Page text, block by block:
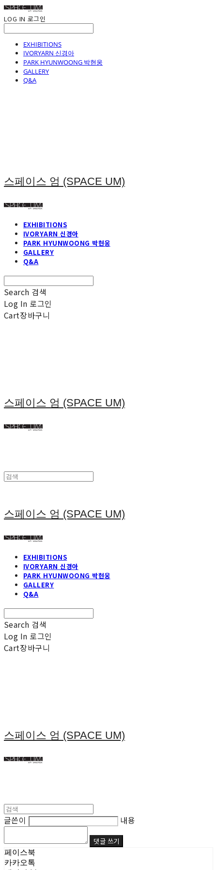
LOG IN 로그인
EXHIBITIONS
IVORYARN 신경아
PARK HYUNWOONG 박현웅
GALLERY
Q&A
스페이스 엄 (SPACE UM)
EXHIBITIONS
IVORYARN 신경아
PARK HYUNWOONG 박현웅
GALLERY
Q&A
Search 검색
Log In 로그인
Cart장바구니
스페이스 엄 (SPACE UM)
스페이스 엄 (SPACE UM)
EXHIBITIONS
IVORYARN 신경아
PARK HYUNWOONG 박현웅
GALLERY
Q&A
Search 검색
Log In 로그인
Cart장바구니
스페이스 엄 (SPACE UM)
글쓴이 내용
댓글 쓰기
페이스북
카카오톡